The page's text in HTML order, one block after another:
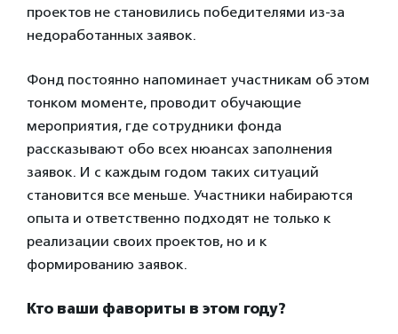
проектов не становились победителями из-за
недоработанных заявок.
Фонд постоянно напоминает участникам об этом
тонком моменте, проводит обучающие
мероприятия, где сотрудники фонда
рассказывают обо всех нюансах заполнения
заявок. И с каждым годом таких ситуаций
становится все меньше. Участники набираются
опыта и ответственно подходят не только к
реализации своих проектов, но и к
формированию заявок.
Кто ваши фавориты в этом году?